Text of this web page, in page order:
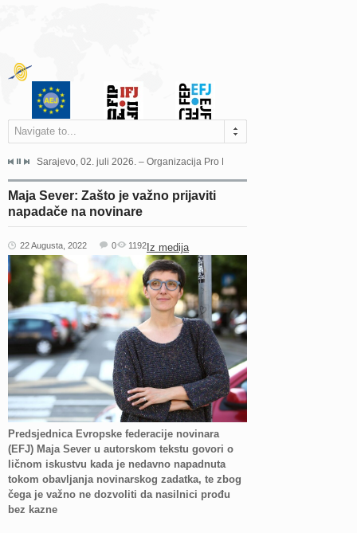
Navigate to...
Grada Sarajeva povodom Dana Sarajeva dugogodišnjoj...
Sarajevo, 02. juli 2026. – Organizacija Pro Educa juče je uspješno
Maja Sever: Zašto je važno prijaviti
napadače na novinare
22 Augusta, 2022 Iz medija
0 1192
Predsjednica Evropske federacije novinara
(EFJ) Maja Sever u autorskom tekstu govori o
ličnom iskustvu kada je nedavno napadnuta
tokom obavljanja novinarskog zadatka, te zbog
čega je važno ne dozvoliti da nasilnici prođu
bez kazne